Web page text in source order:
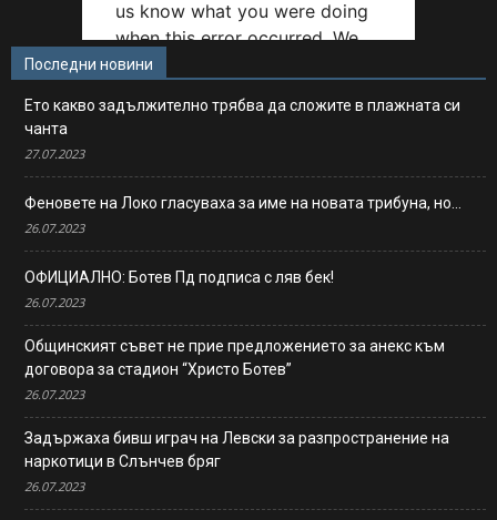
Последни новини
Ето какво задължително трябва да сложите в плажната си
чанта
27.07.2023
Феновете на Локо гласуваха за име на новата трибуна, но…
26.07.2023
ОФИЦИАЛНО: Ботев Пд подписа с ляв бек!
26.07.2023
Общинският съвет не прие предложението за анекс към
договора за стадион “Христо Ботев”
26.07.2023
Задържаха бивш играч на Левски за разпространение на
наркотици в Слънчев бряг
26.07.2023